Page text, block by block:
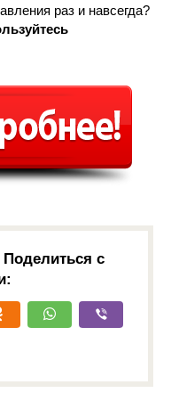
раз и навсегда?
Поделиться с